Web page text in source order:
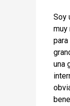
Soy
muy
una